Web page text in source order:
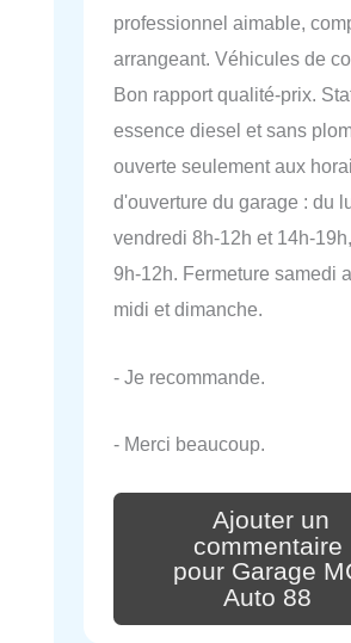
professionnel aimable,
arrangeant. Véhicules de
Bon rapport qualité-prix.
essence diesel et sans
ouverte seulement aux
d'ouverture du garage : du
vendredi 8h-12h et 14h-
9h-12h. Fermeture samedi
midi et dimanche.
- Je recommande.
- Merci beaucoup.
Ajouter un
commentaire
pour Garage
Auto 88